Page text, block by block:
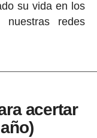
su vida en los
nuestras redes
acertar